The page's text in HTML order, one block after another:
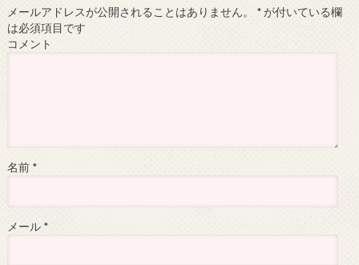
メールアドレスが公開されることはありません。 *が付いている欄
は必須項目です
コメント
名前 *
メール *